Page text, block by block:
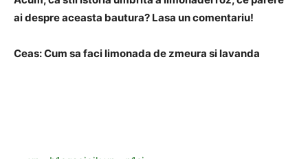
ai despre aceasta bautura? Lasa un comentariu!
Ceas: Cum sa faci limonada de zmeura si lavanda